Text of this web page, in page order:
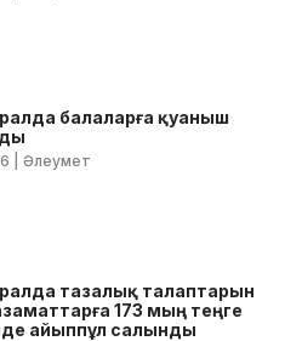
балаларға қуаныш
| Әлеумет
тазалық талаптарын
173 мың теңге
айыппұл салынды